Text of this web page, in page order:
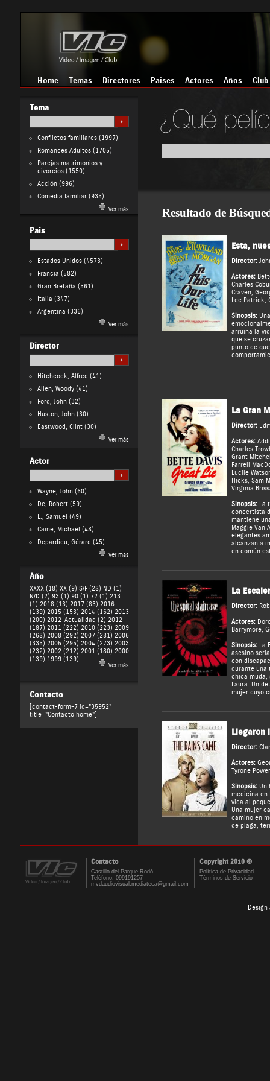
Home Temas Directores Países Actores Años Club
Tema
Conflictos familiares(1997)
Romances Adultos(1705)
Parejas matrimonios y
divorcios(1550)
Acción(996)
Comedia familiar(935)
Ver más
País
Estados Unidos(4573)
Francia (582)
Gran Bretaña (561)
Italia (347)
Argentina (336)
Ver más
Director
Hitchcock, Alfred (41)
Allen, Woody(41)
Ford, John(32)
Huston, John(30)
Eastwood, Clint(30)
Ver más
Actor
Wayne, John(60)
De, Robert(59)
L., Samuel (49)
Caine, Michael (48)
Depardieu, Gérard (45)
Ver más
Año
XXXX (18) XX (9) S/F (28) ND (1)
N/D (2) 93 (1) 90 (1) 72 (1) 213
(1) 2018 (13) 2017 (83) 2016
(139) 2015 (153) 2014 (162) 2013
(200) 2012-Actualidad (2) 2012
(187) 2011 (222) 2010 (223) 2009
(268) 2008 (292) 2007 (281) 2006
(335) 2005 (295) 2004 (273) 2003
(232) 2002 (212) 2001 (180) 2000
(139) 1999 (139)
Ver más
Contacto
[contact-form-7 id="35952"
title="Contacto home"]
Resultado de
Esta,
Director:
Actores:
Charles
Craven,
Lee Patrick,
Sinopsis:
arruina la
que se
punto de
La Gran
Director:
Actores:
Charles
Grant
Farrell
Lucile
Hicks, Sam
Virginia
Sinopsis:La
concertista
mantiene
Maggie Van
elegantes
alcanzan a
en común
La
Director:
Actores:
Barrymore,
Sinopsis:La
asesino
con
durante una
chica muda,
Laura: Un
mujer cuyo
Llegaron
Director:
Actores:
Tyrone Power
Sinopsis:Un
medicina en
vida al
Una mujer
camino en
de plaga,
Contacto Copyright 2010 ©
Castillo del Parque Rodó
Teléfono: 099191257
mvdaudiovisual.mediateca@gmail.com
Política de Privacidad
Términos de Servicio